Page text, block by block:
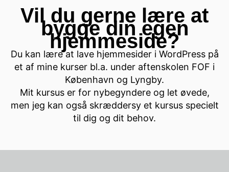
Vil du gerne lære at
bygge din egen
hjemmeside?
Du kan lære at lave hjemmesider i WordPress på
et af mine kurser bl.a. under aftenskolen FOF i
København og Lyngby.
Mit kursus er for nybegyndere og let øvede,
men jeg kan også skræddersy et kursus specielt
til dig og dit behov.